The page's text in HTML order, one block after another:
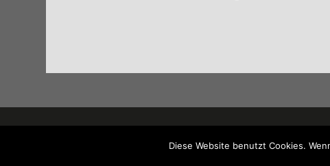
Diese Website benutzt Cookies.